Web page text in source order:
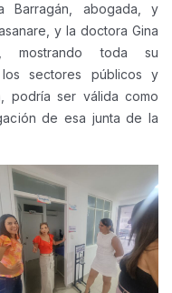
Barragán, abogada, y
y la doctora Gina
mostrando toda su
sectores públicos y
podría ser válida como
de esa junta de la